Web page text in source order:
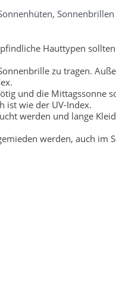
Hauttypen
zu tragen.
und die Mittagssonne
ist wie der UV-Index.
werden und lange
werden, auch im